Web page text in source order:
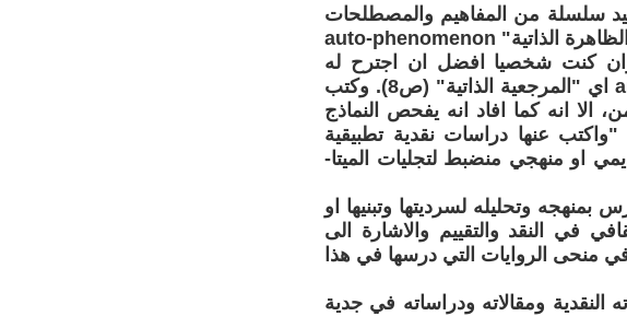
سلسلة من المفاهيم والمصطلحات
الجديدة التي راحت تنضوي تحت لافتة مصطلح شامل هو "الظاهرة الذاتية" auto-phenomenon
كنت شخصيا افضل ان اجترح له
مصطلحا اشمل يعبر عن ذلك هو مصطلح auto-reference اي "المرجعية الذاتية" (ص8). وكتب
انه كما افاد انه يفحص النماذج
عنها دراسات نقدية تطبيقية
او منهجي منضبط لتجليات الميتا-
وتحليله لسرديتها وتبنيها او
في النقد والتقييم والاشارة الى
منحى الروايات التي درسها في هذا
النقدية ومقالاته ودراساته في جدية